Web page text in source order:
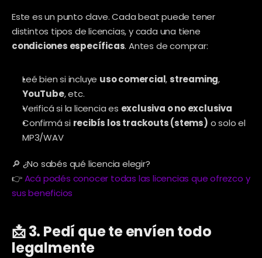
Este es un punto clave. Cada beat puede tener
condiciones específicas. Antes de comprar:
Leé bien si incluye uso comercial, streaming
YouTube, etc.
Verificá si la licencia es exclusiva o no exclusiva
Confirmá si recibís los trackouts (stems) o solo el
MP3/WAV
🔎 ¿No sabés qué licencia elegir?
👉 Acá podés conocer todas las licencias que ofrezco y
sus beneficios
📩 3. Pedí que te envíen todo
legalmente